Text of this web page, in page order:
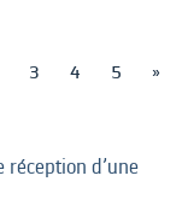
3 4 5 »
d’une